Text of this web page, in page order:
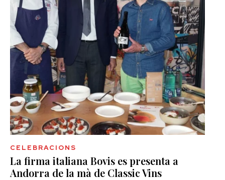
CELEBRACIONS
La firma italiana Bovis es presenta a
Andorra de la mà de Classic Vins